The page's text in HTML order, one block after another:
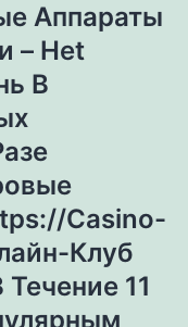
Аппараты
– Het
В
Casino-
Клуб
11